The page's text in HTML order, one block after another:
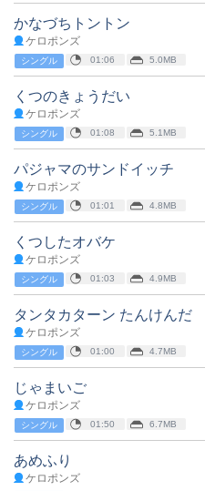
かなづちトントン
ケロポンズ
シングル 01:06 5.0MB
くつのきょうだい
ケロポンズ
シングル 01:08 5.1MB
パジャマのサンドイッチ
ケロポンズ
シングル 01:01 4.8MB
くつしたオバケ
ケロポンズ
シングル 01:03 4.9MB
タンタカターン たんけんだ
ケロポンズ
シングル 01:00 4.7MB
じゃまいご
ケロポンズ
シングル 01:50 6.7MB
あめふり
ケロポンズ